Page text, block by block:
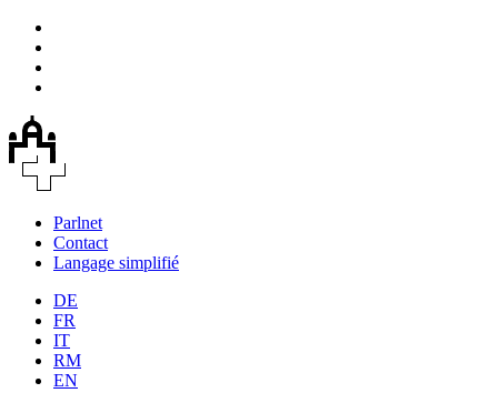
Parlnet
Contact
Langage simplifié
DE
FR
IT
RM
EN